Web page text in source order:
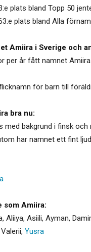
plats bland Topp 50
plats bland Alla
Amiira i Sverige och
per år fått namnet
för barn till
bra nu:
med bakgrund i finsk
har namnet ett fint
som Amiira:
, Aliiya, Asiili, Ayman, Damir
Valerii, Yusra